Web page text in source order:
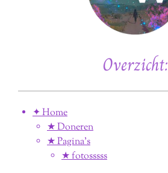
Overzicht:
✦ Home
★ Doneren
★ Pagina’s
★ fotosssss